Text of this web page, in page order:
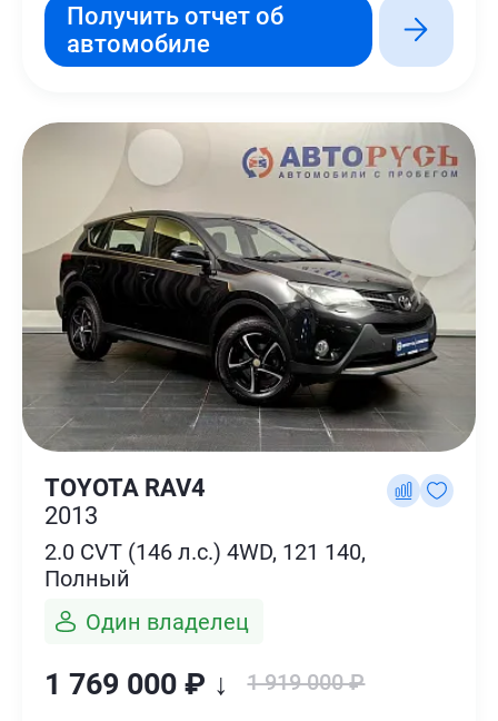
Получить отчет об
автомобиле
TOYOTA RAV4
2013
2.0 CVT (146 л.с.) 4WD, 121 140,
Полный
Один владелец
1 769 000 ₽ ↓ 1 919 000 ₽